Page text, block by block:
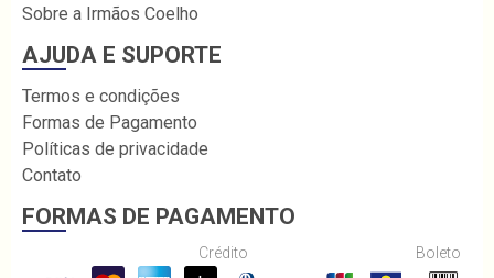
Sobre a Irmãos Coelho
AJUDA E SUPORTE
Termos e condições
Formas de Pagamento
Políticas de privacidade
Contato
FORMAS DE PAGAMENTO
Crédito Boleto